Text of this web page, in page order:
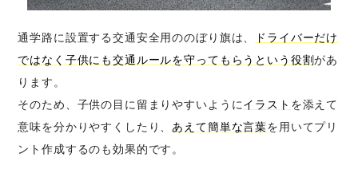
通学路に設置する交通安全用ののぼり旗は、
ドライバーだけ
ではなく子供にも交通ルールを守ってもらうという役割があ
ります。
そのため、子供の目に留まりやすいようにイラスト を添えて
意味を分かりやすくしたり、 あえて簡単な言葉を用いてプリ
ント作成するのも効果的です。